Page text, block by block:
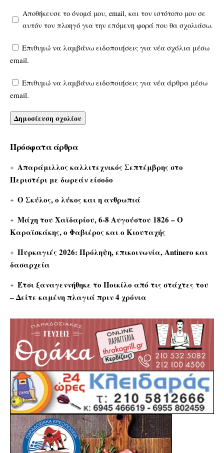
Αποθήκευσε το όνομά μου, email, και τον ιστότοπο μου σε
αυτόν τον πλοηγό για την επόμενη φορά που θα σχολιάσω.
Επιθυμώ να λαμβάνω ειδοποιήσεις για νέα σχόλια μέσω
email.
Επιθυμώ να λαμβάνω ειδοποιήσεις για νέα άρθρα μέσω
email.
Πρόσφατα άρθρα
Απαράμιλλος καλλιτεχνικός Σεπτέμβρης στο
Περιστέρι με δωρεάν είσοδο
Ο Σκύλος, ο λύκος και η ανθρωπιά
Μάχη του Χαϊδαρίου, 6-8 Αυγούστου 1826 – Ο
Καραϊσκάκης, ο Φαβιέρος και ο Κιουταχής
Πυρκαγιές 2026: Πρόληψη, επικοινωνία, Antinero και
δασαρχεία
Έτσι ξαναγεννήθηκε το Ποικίλο από τις στάχτες του
– Δείτε καμένη πλαγιά πριν 4 χρόνια